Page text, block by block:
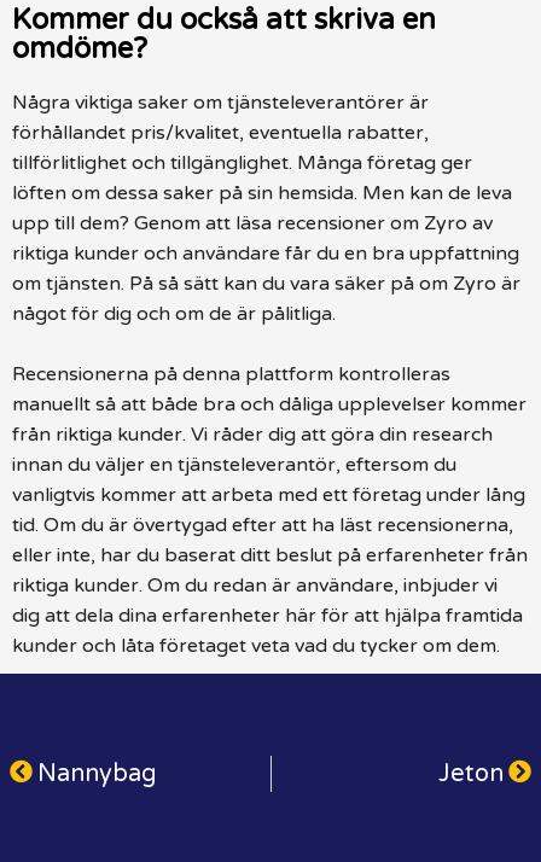
Kommer du också att skriva en
omdöme?
Några viktiga saker om tjänsteleverantörer är
förhållandet pris/kvalitet, eventuella rabatter,
tillförlitlighet och tillgänglighet. Många företag ger
löften om dessa saker på sin hemsida. Men kan de leva
upp till dem? Genom att läsa recensioner om Zyro av
riktiga kunder och användare får du en bra uppfattning
om tjänsten. På så sätt kan du vara säker på om Zyro är
något för dig och om de är pålitliga.
Recensionerna på denna plattform kontrolleras
manuellt så att både bra och dåliga upplevelser kommer
från riktiga kunder. Vi råder dig att göra din research
innan du väljer en tjänsteleverantör, eftersom du
vanligtvis kommer att arbeta med ett företag under lång
tid. Om du är övertygad efter att ha läst recensionerna,
eller inte, har du baserat ditt beslut på erfarenheter från
riktiga kunder. Om du redan är användare, inbjuder vi
dig att dela dina erfarenheter här för att hjälpa framtida
kunder och låta företaget veta vad du tycker om dem.
Nannybag Jeton